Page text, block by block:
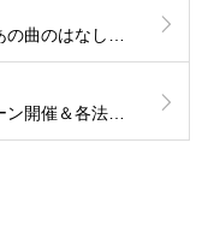
2026/4/18 (土)10:00より「例えば、あの曲のはなし」hozzy、藤森の弾き語りVol.9 / Vol.10の一般発売開始！
藍坊主『÷0』リリース記念キャンペーン開催＆各法人特典デザインを公開！